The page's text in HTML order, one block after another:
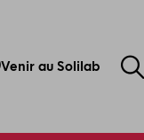
Venir au Solilab